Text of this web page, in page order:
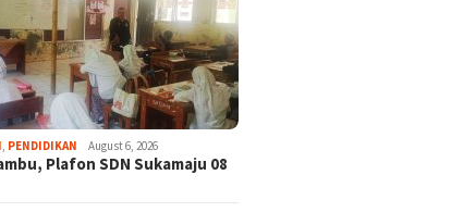
PENDIDIKAN August 6, 2026
Plafon SDN Sukamaju 08